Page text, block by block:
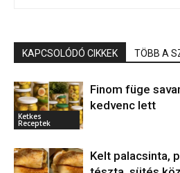
KAPCSOLÓDÓ CIKKEK TÖBB A
Ketkes
Receptek
Finom füge
kedvenc lett
Kelt palacsinta,